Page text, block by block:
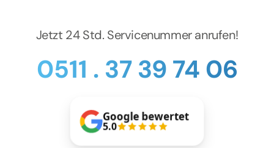
Services
Preise
Jetzt 24 Std. Servicenummer anrufen!
0511 . 37 39 74 06
Google bewertet
5.0